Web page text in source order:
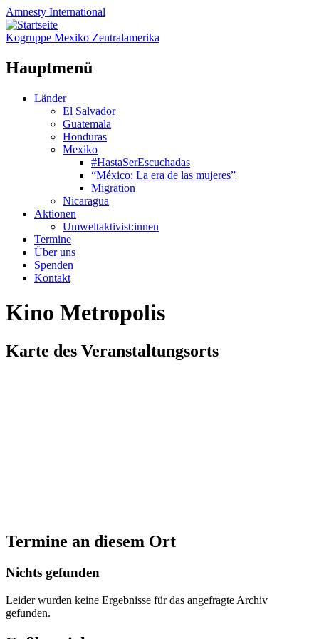
Amnesty International
Kogruppe Mexiko Zentralamerika
Hauptmenü
Zum
Länder
El Salvador
Guatemala
Honduras
Mexiko
#HastaSerEscuchadas
“México: La era de las mujeres”
Migration
Nicaragua
Aktionen
Umweltaktivist:innen
Termine
Über uns
Spenden
Kontakt
Kino Metropolis
Karte des Veranstaltungsorts
Termine an diesem Ort
Nichts gefunden
Leider wurden keine Ergebnisse für das angefragte Archiv
gefunden.